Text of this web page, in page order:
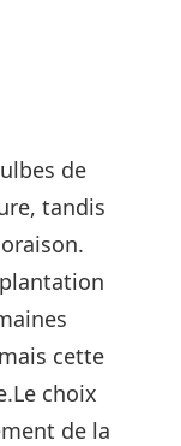
de
tandis
cette
choix
de la